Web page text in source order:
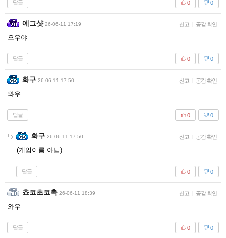
답글 0
0
에그샷 26-06-11 17:19 신고 | 공감 확인
오우야
답글 0
0
화구 26-06-11 17:50 신고 | 공감 확인
와우
답글 0
0
화구 26-06-11 17:50 신고 | 공감 확인
(게임이름 아님)
답글 0
0
쵸코초코촉 26-06-11 18:39 신고 | 공감 확인
와우
답글 0
0